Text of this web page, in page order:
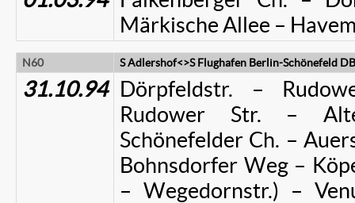
Märkische Allee –
N60 S Adlershof<>S Flughafen Berlin-Schönefeld
31.10.94 Dörpfeldstr. –
Rudower Str. –
Schönefelder Ch. –
Bohnsdorfer Weg –
– Wegedornstr.) –